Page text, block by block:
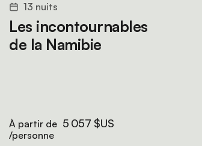
13 nuits
Les incontournables
de la Namibie
À partir de 5 057 $US
/personne